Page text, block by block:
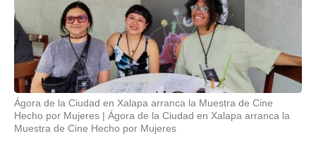
Ágora de la Ciudad en Xalapa arranca la Muestra de Cine
Hecho por Mujeres
Ágora de la Ciudad en Xalapa arranca la
Muestra de Cine Hecho por Mujeres